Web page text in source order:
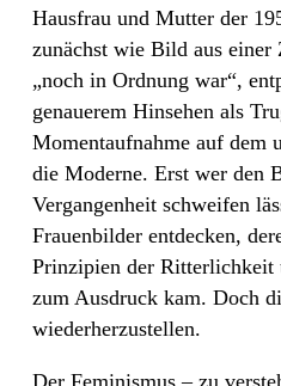
Hausfrau und Mutter der
zunächst wie Bild aus
„noch in Ordnung war“,
genauerem Hinsehen als
Momentaufnahme auf dem
die Moderne. Erst wer den
Vergangenheit schweifen
Frauenbilder entdecken,
Prinzipien der Ritterlichkeit
zum Ausdruck kam. Doch
wiederherzustellen.
Der Feminismus – zu